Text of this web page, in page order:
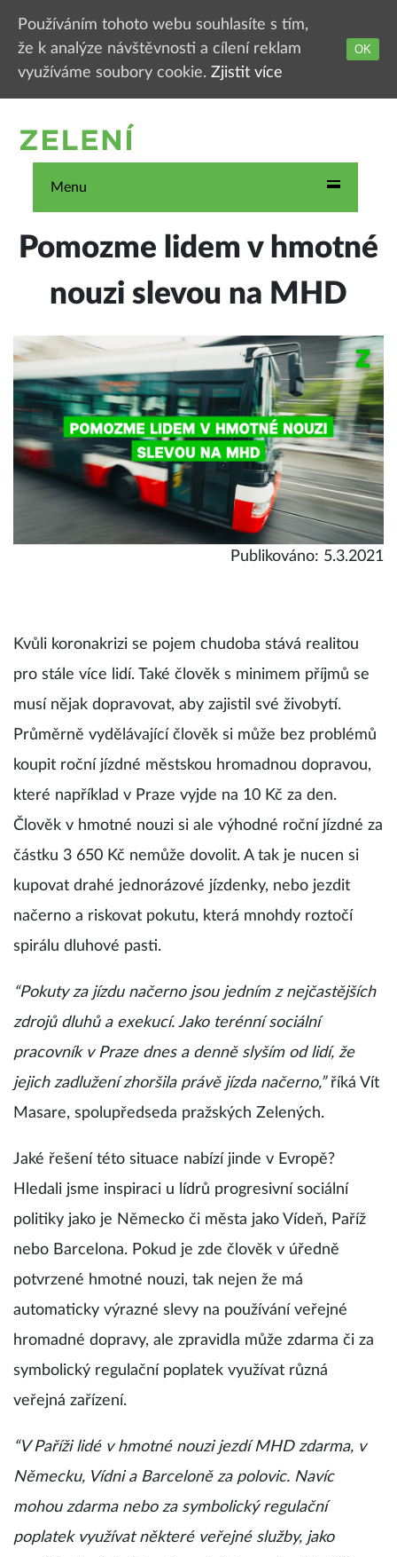
Menu
Pomozme lidem v hmotné
nouzi slevou na MHD
Publikováno: 5.3.2021
Kvůli koronakrizi se pojem chudoba stává realitou
pro stále více lidí. Také člověk s minimem příjmů se
musí nějak dopravovat, aby zajistil své živobytí.
Průměrně vydělávající člověk si může bez problémů
koupit roční jízdné městskou hromadnou dopravou,
které například v Praze vyjde na 10 Kč za den.
Člověk v hmotné nouzi si ale výhodné roční jízdné za
částku 3 650 Kč nemůže dovolit. A tak je nucen si
kupovat drahé jednorázové jízdenky, nebo jezdit
načerno a riskovat pokutu, která mnohdy roztočí
spirálu dluhové pasti.
“Pokuty za jízdu načerno jsou jedním z nejčastějších
zdrojů dluhů a exekucí. Jako terénní sociální
pracovník v Praze dnes a denně slyším od lidí, že
jejich zadlužení zhoršila právě jízda načerno,”říká Vít
Masare, spolupředseda pražských Zelených.
Jaké řešení této situace nabízí jinde v Evropě?
Hledali jsme inspiraci u lídrů progresivní sociální
politiky jako je Německo či města jako Vídeň, Paříž
nebo Barcelona. Pokud je zde člověk v úředně
potvrzené hmotné nouzi, tak nejen že má
automaticky výrazné slevy na používání veřejné
hromadné dopravy, ale zpravidla může zdarma či za
symbolický regulační poplatek využívat různá
veřejná zařízení.
“V Paříži lidé v hmotné nouzi jezdí MHD zdarma, v
Německu, Vídni a Barceloně za polovic. Navíc
mohou zdarma nebo za symbolický regulační
poplatek využívat některé veřejné služby, jako
Používáním tohoto webu souhlasíte s tím,
že k analýze návštěvnosti a cílení reklam
využíváme soubory cookie. Zjistit více
OK